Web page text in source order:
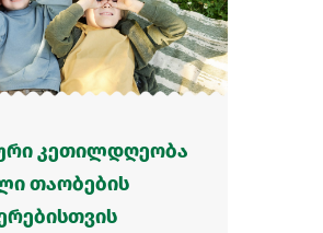
კეთილდღეობა
თაობების